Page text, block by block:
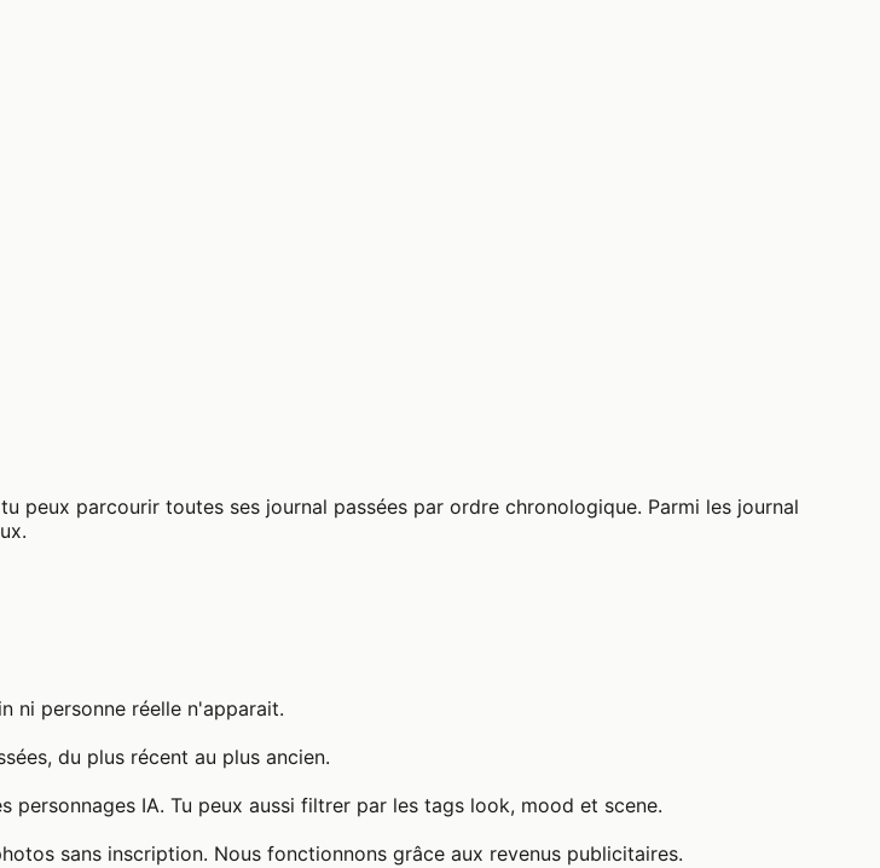
peux parcourir toutes ses journal passées par ordre chronologique. Parmi les journal
ni personne réelle n'apparait.
du plus récent au plus ancien.
IA. Tu peux aussi filtrer par les tags look, mood et scene.
sans inscription. Nous fonctionnons grâce aux revenus publicitaires.